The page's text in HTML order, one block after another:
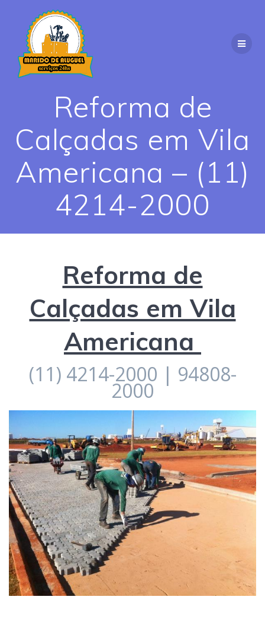
Reforma de
Calçadas em Vila
Americana – (11)
4214-2000
Reforma de
Calçadas em Vila
Americana
(11) 4214-2000 | 94808-
2000